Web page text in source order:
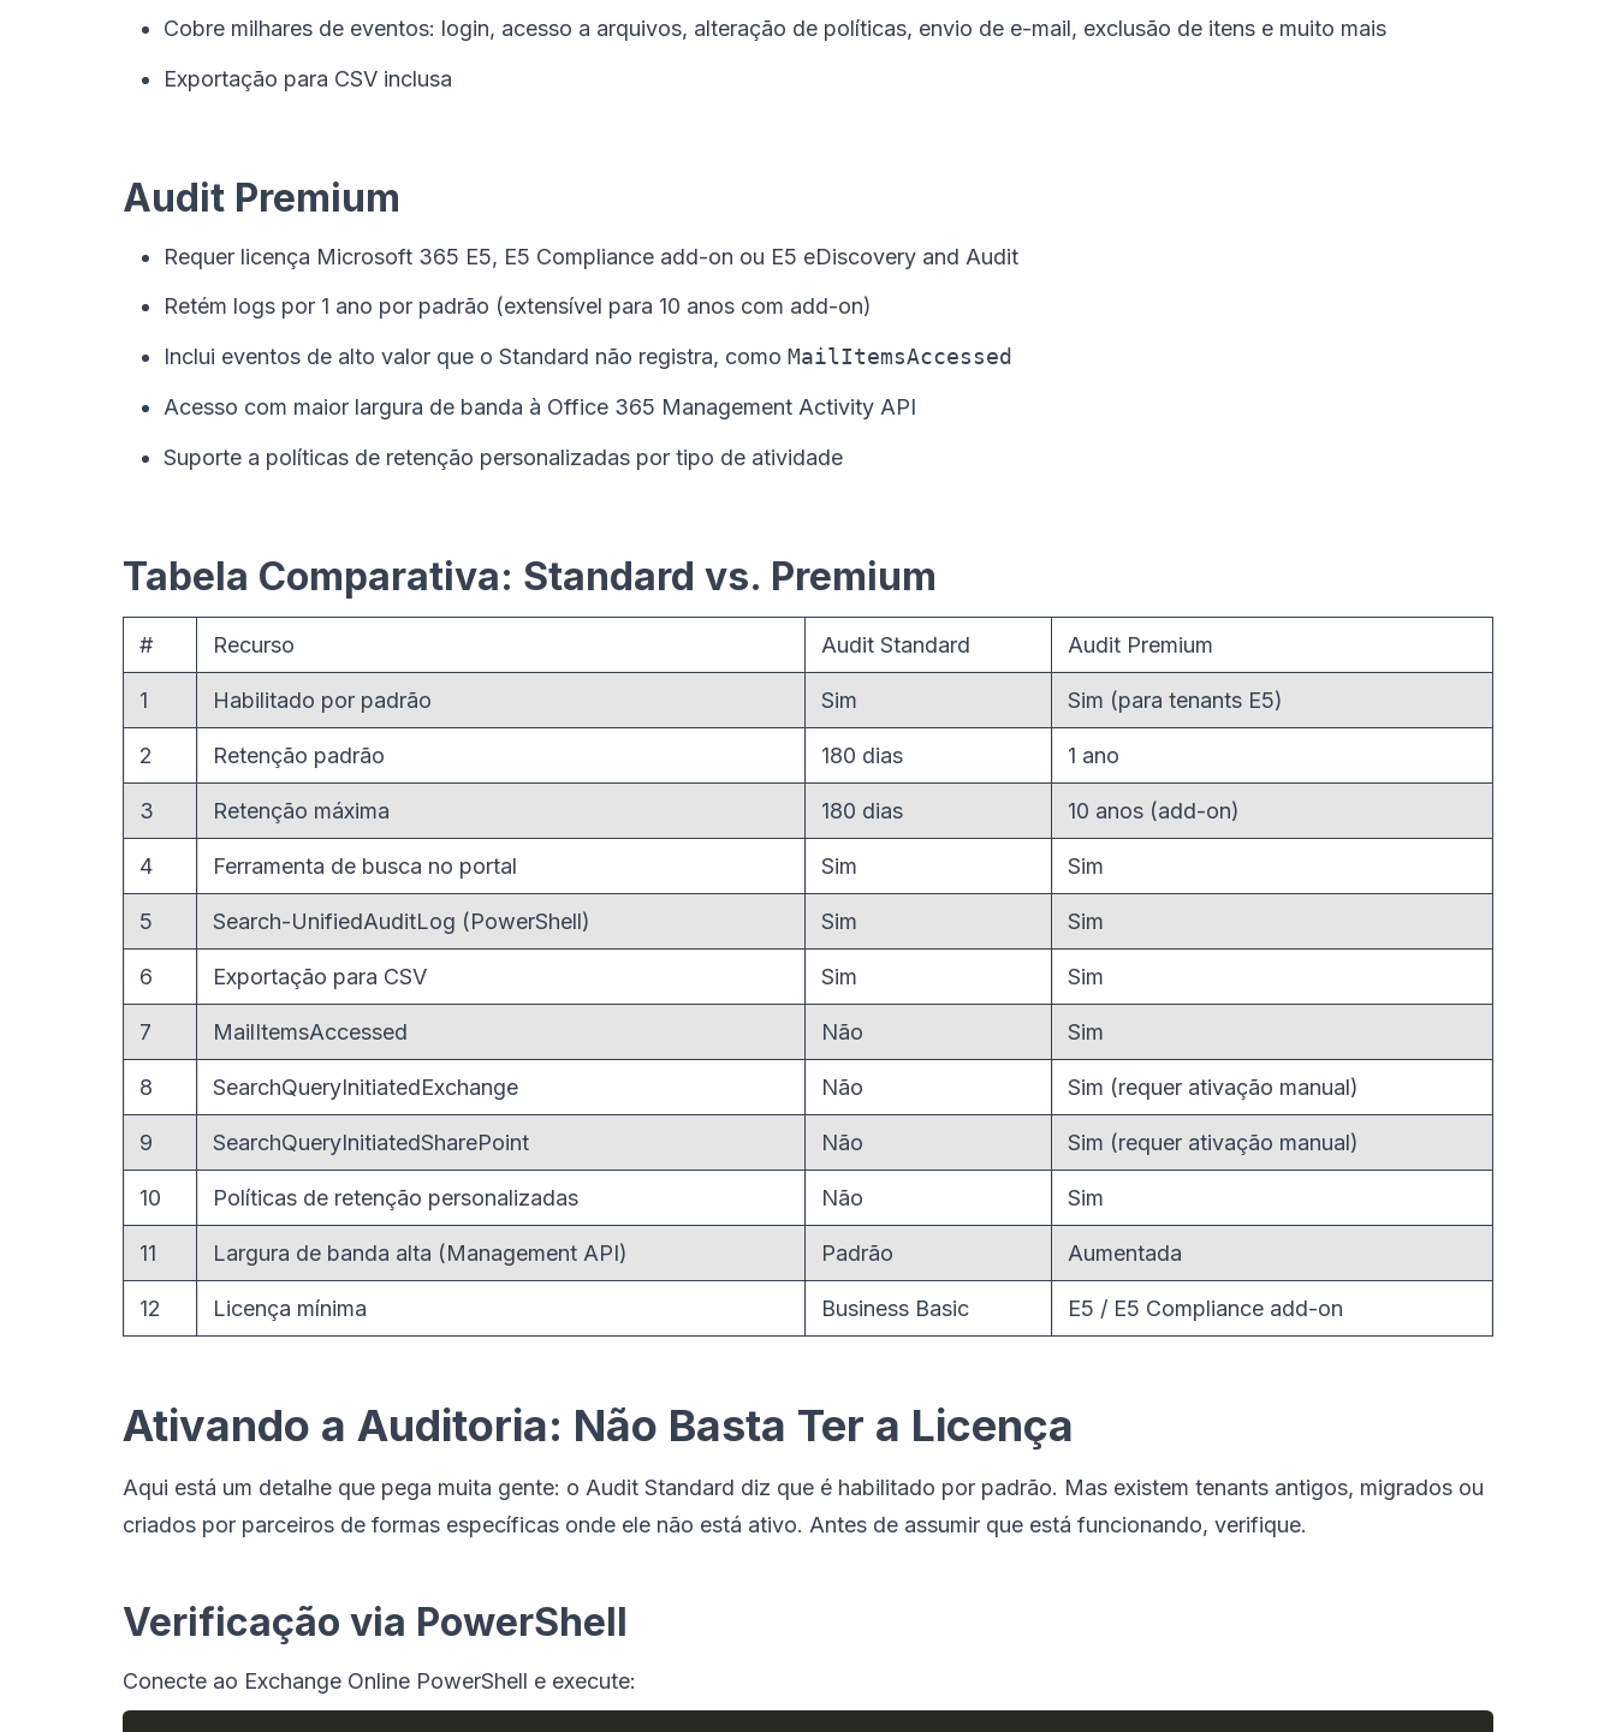
Cobre milhares de eventos: login, acesso a arquivos, alteração de políticas, envio de e-mail, exclusão de itens e muito mais
Exportação para CSV inclusa
Audit Premium
Requer licença Microsoft 365 E5, E5 Compliance add-on ou E5 eDiscovery and Audit
Retém logs por 1 ano por padrão (extensível para 10 anos com add-on)
Inclui eventos de alto valor que o Standard não registra, comoMailItemsAccessed
Acesso com maior largura de banda à Office 365 Management Activity API
Suporte a políticas de retenção personalizadas por tipo de atividade
Tabela Comparativa: Standard vs. Premium
# Recurso Audit Standard Audit Premium
1 Habilitado por padrão Sim Sim (para tenants E5)
2 Retenção padrão 180 dias 1 ano
3 Retenção máxima 180 dias 10 anos (add-on)
4 Ferramenta de busca no portal Sim Sim
5 Search-UnifiedAuditLog (PowerShell) Sim Sim
6 Exportação para CSV Sim Sim
7 MailItemsAccessed Não Sim
8 SearchQueryInitiatedExchange Não Sim (requer ativação manual)
9 SearchQueryInitiatedSharePoint Não Sim (requer ativação manual)
10 Políticas de retenção personalizadas Não Sim
11 Largura de banda alta (Management API) Padrão Aumentada
12 Licença mínima Business Basic E5 / E5 Compliance add-on
Ativando a Auditoria: Não Basta Ter a Licença
Aqui está um detalhe que pega muita gente: o Audit Standard diz que é habilitado por padrão. Mas existem tenants antigos, migrados ou
criados por parceiros de formas específicas onde ele não está ativo. Antes de assumir que está funcionando, verifique.
Verificação via PowerShell
Conecte ao Exchange Online PowerShell e execute: